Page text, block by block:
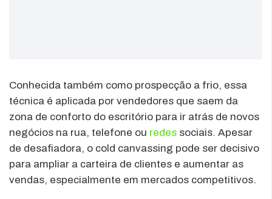
Conhecida também como prospecção a frio, essa
técnica é aplicada por vendedores que saem da
zona de conforto do escritório para ir atrás de novos
negócios na rua, telefone ou redes sociais. Apesar
de desafiadora, o cold canvassing pode ser decisivo
para ampliar a carteira de clientes e aumentar as
vendas, especialmente em mercados competitivos.